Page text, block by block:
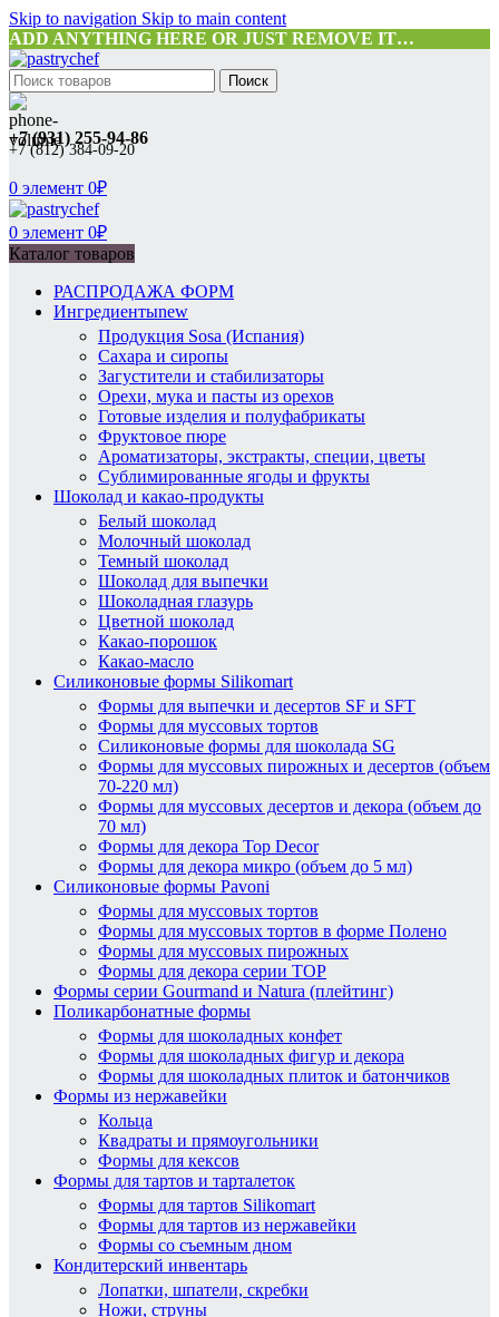
Skip to navigation Skip to main content
ADD ANYTHING HERE OR JUST REMOVE IT…
Поиск
+7 (931) 255-94-86
+7 (812) 384-09-20
0 элемент 0₽
0 элемент 0₽
Каталог товаров
РАСПРОДАЖА ФОРМ
Ингредиентыnew
Продукция Sosa (Испания)
Сахара и сиропы
Загустители и стабилизаторы
Орехи, мука и пасты из орехов
Готовые изделия и полуфабрикаты
Фруктовое пюре
Ароматизаторы, экстракты, специи, цветы
Сублимированные ягоды и фрукты
Шоколад и какао-продукты
Белый шоколад
Молочный шоколад
Темный шоколад
Шоколад для выпечки
Шоколадная глазурь
Цветной шоколад
Какао-порошок
Какао-масло
Силиконовые формы Silikomart
Формы для выпечки и десертов SF и SFT
Формы для муссовых тортов
Силиконовые формы для шоколада SG
Формы для муссовых пирожных и десертов (объем
70-220 мл)
Формы для муссовых десертов и декора (объем до
70 мл)
Формы для декора Top Decor
Формы для декора микро (объем до 5 мл)
Силиконовые формы Pavoni
Формы для муссовых тортов
Формы для муссовых тортов в форме Полено
Формы для муссовых пирожных
Формы для декора серии TOP
Формы серии Gourmand и Natura (плейтинг)
Поликарбонатные формы
Формы для шоколадных конфет
Формы для шоколадных фигур и декора
Формы для шоколадных плиток и батончиков
Формы из нержавейки
Кольца
Квадраты и прямоугольники
Формы для кексов
Формы для тартов и тарталеток
Формы для тартов Silikomart
Формы для тартов из нержавейки
Формы со съемным дном
Кондитерский инвентарь
Лопатки, шпатели, скребки
Ножи, струны